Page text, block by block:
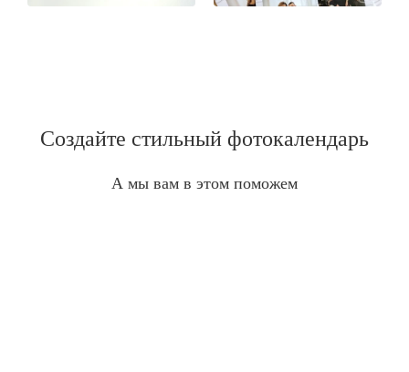
Создайте стильный фотокалендарь
А мы вам в этом поможем